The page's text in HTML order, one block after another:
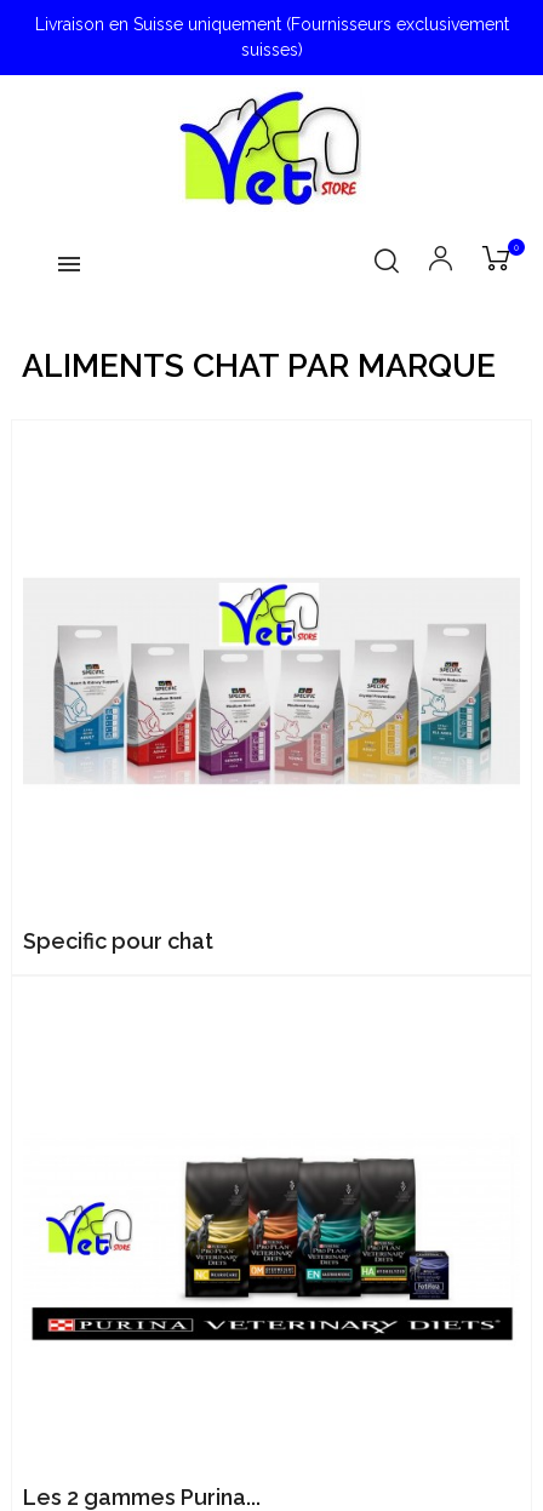
Livraison en Suisse uniquement (Fournisseurs exclusivement
suisses)
0
ALIMENTS CHAT PAR MARQUE
Specific pour chat
Les 2 gammes Purina...